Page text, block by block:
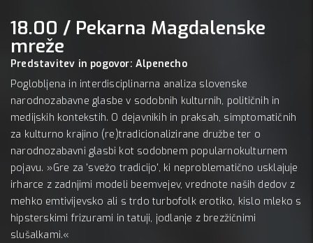
18.00 / Pekarna Magdalenske
mreže
Predstavitev in pogovor: Alpenecho
Poglobljena in interdisciplinarna analiza slovenske
narodnozabavne glasbe v sodobnih kulturnih, političnih in
medijskih kontekstih. O dejavnikih in praksah, simptomatičnih
za kulturno krajino (re)tradicionalizirane družbe ter o
narodnozabavni glasbi kot sodobnem popularnokulturnem
pojavu. »Gre za 'svežo tradicijo', ki neproblematično usklajuje
irharce z zadnjimi modeli beemvejev, vrednote naših dedov z
mehko emtivijevsko ali s trdo turbofolk erotiko, kislo mleko s
hipsterskimi frizurami in tatuji, jodlanje z brezžičnimi
slušalkami.«